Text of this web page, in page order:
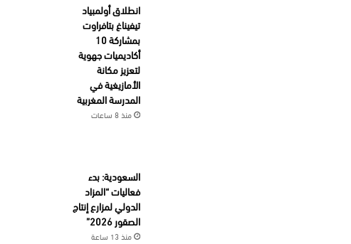
انطلاق أولمبياد
تيفيناغ بتافراوت
بمشاركة 10
أكاديميات جهوية
لتعزيز مكانة
الأمازيغية في
المدرسة المغربية
منذ 8 ساعات
السعودية: بدء
فعاليات “المزاد
الدولي لمزارع إنتاج
الصقور 2026”
منذ 13 ساعة